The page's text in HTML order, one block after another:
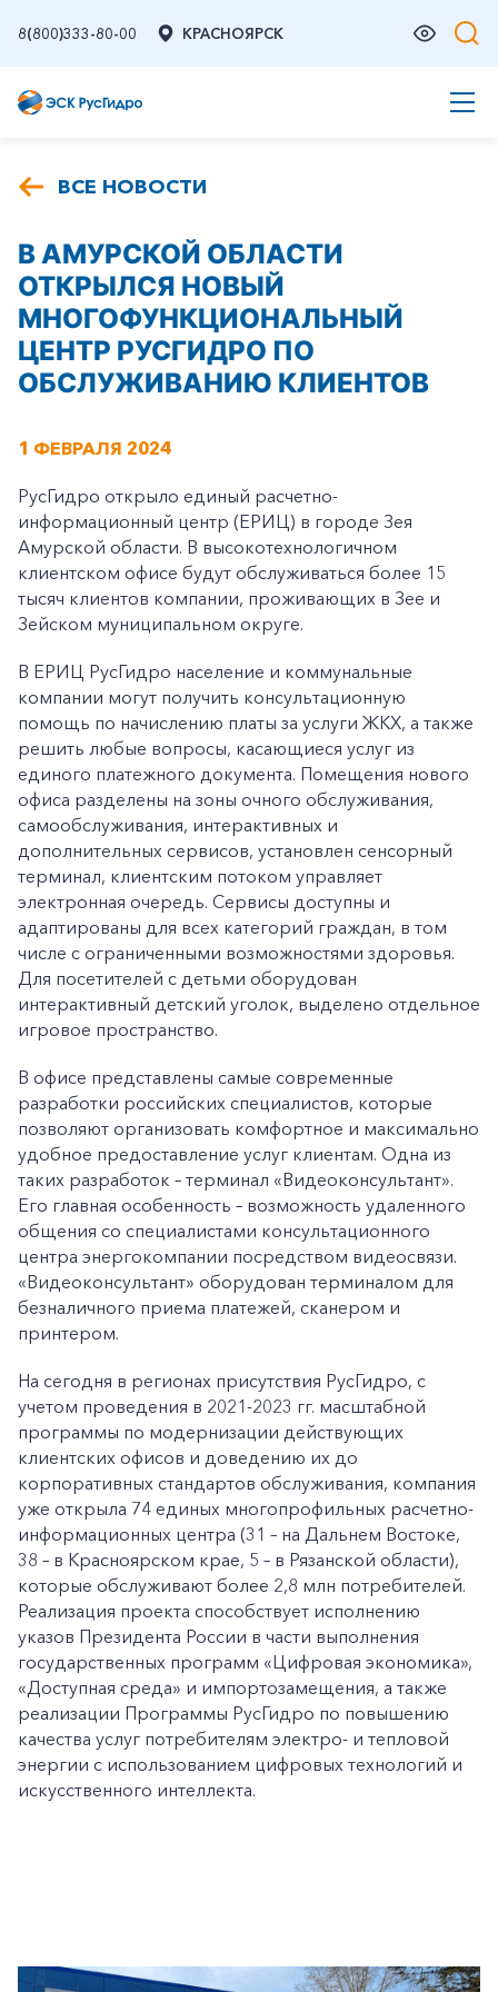
8(800)333-80-00 КРАСНОЯРСК
ВСЕ НОВОСТИ
В АМУРСКОЙ ОБЛАСТИ
ОТКРЫЛСЯ НОВЫЙ
МНОГОФУНКЦИОНАЛЬНЫЙ
ЦЕНТР РУСГИДРО ПО
ОБСЛУЖИВАНИЮ КЛИЕНТОВ
1 ФЕВРАЛЯ 2024
РусГидро открыло единый расчетно-
информационный центр (ЕРИЦ) в городе Зея
Амурской области. В высокотехнологичном
клиентском офисе будут обслуживаться более 15
тысяч клиентов компании, проживающих в Зее и
Зейском муниципальном округе.
В ЕРИЦ РусГидро население и коммунальные
компании могут получить консультационную
помощь по начислению платы за услуги ЖКХ, а также
решить любые вопросы, касающиеся услуг из
единого платежного документа. Помещения нового
офиса разделены на зоны очного обслуживания,
самообслуживания, интерактивных и
дополнительных сервисов, установлен сенсорный
терминал, клиентским потоком управляет
электронная очередь. Сервисы доступны и
адаптированы для всех категорий граждан, в том
числе с ограниченными возможностями здоровья.
Для посетителей с детьми оборудован
интерактивный детский уголок, выделено отдельное
игровое пространство.
В офисе представлены самые современные
разработки российских специалистов, которые
позволяют организовать комфортное и максимально
удобное предоставление услуг клиентам. Одна из
таких разработок – терминал «Видеоконсультант».
Его главная особенность – возможность удаленного
общения со специалистами консультационного
центра энергокомпании посредством видеосвязи.
«Видеоконсультант» оборудован терминалом для
безналичного приема платежей, сканером и
принтером.
На сегодня в регионах присутствия РусГидро, с
учетом проведения в 2021-2023 гг. масштабной
программы по модернизации действующих
клиентских офисов и доведению их до
корпоративных стандартов обслуживания, компания
уже открыла 74 единых многопрофильных расчетно-
информационных центра (31 – на Дальнем Востоке,
38 – в Красноярском крае, 5 – в Рязанской области),
которые обслуживают более 2,8 млн потребителей.
Реализация проекта способствует исполнению
указов Президента России в части выполнения
государственных программ «Цифровая экономика»,
«Доступная среда» и импортозамещения, а также
реализации Программы РусГидро по повышению
качества услуг потребителям электро- и тепловой
энергии с использованием цифровых технологий и
искусственного интеллекта.